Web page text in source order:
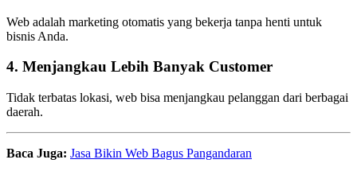
Web adalah marketing otomatis yang bekerja tanpa henti untuk
bisnis Anda.
4. Menjangkau Lebih Banyak Customer
Tidak terbatas lokasi, web bisa menjangkau pelanggan dari berbagai
daerah.
Baca Juga: Jasa Bikin Web Bagus Pangandaran